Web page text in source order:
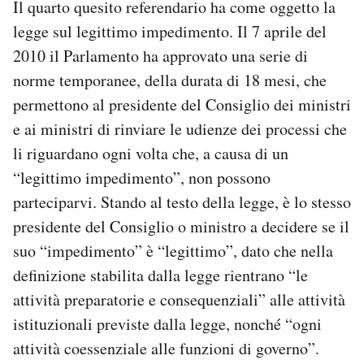
Il quarto quesito referendario ha come oggetto la
legge sul legittimo impedimento. Il 7 aprile del
2010 il Parlamento ha approvato una serie di
norme temporanee, della durata di 18 mesi, che
permettono al presidente del Consiglio dei ministri
e ai ministri di rinviare le udienze dei processi che
li riguardano ogni volta che, a causa di un
“legittimo impedimento”, non possono
parteciparvi. Stando al testo della legge, è lo stesso
presidente del Consiglio o ministro a decidere se il
suo “impedimento” è “legittimo”, dato che nella
definizione stabilita dalla legge rientrano “le
attività preparatorie e consequenziali” alle attività
istituzionali previste dalla legge, nonché “ogni
attività coessenziale alle funzioni di governo”.